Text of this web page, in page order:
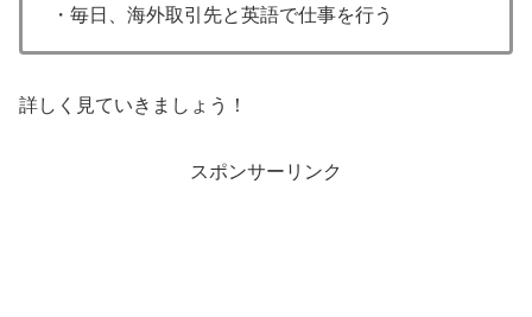
・毎日、海外取引先と英語で仕事を行う
詳しく見ていきましょう！
スポンサーリンク